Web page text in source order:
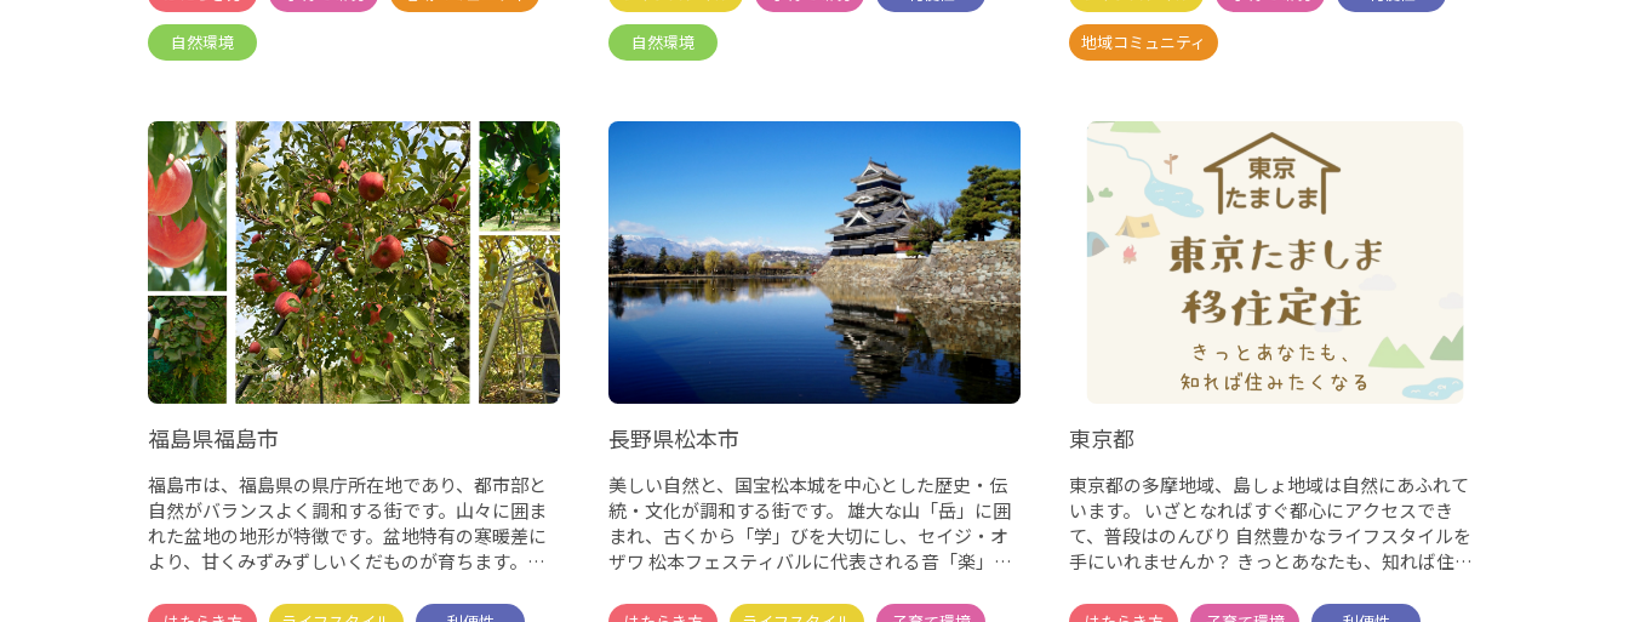
福島県福島市
福島市は、福島県の県庁所在地であり、都市部と
自然がバランスよく調和する街です。山々に囲ま
れた盆地の地形が特徴です。盆地特有の寒暖差に
より、甘くみずみずしいくだものが育ちます。サ
長野県松本市
美しい自然と、国宝松本城を中心とした歴史・伝
統・文化が調和する街です。 雄大な山「岳」に囲
まれ、古くから「学」びを大切にし、セイジ・オ
ザワ 松本フェスティバルに代表される音「楽」な
東京都
東京都の多摩地域、島しょ地域は自然にあふれて
います。 いざとなればすぐ都心にアクセスでき
て、普段はのんびり 自然豊かなライフスタイルを
手にいれませんか？ きっとあなたも、知れば住み